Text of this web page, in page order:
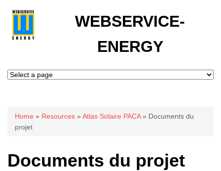
WEBSERVICE-
ENERGY
You are here
Home » Resources » Atlas Solaire PACA» Documents du
projet
Documents du projet